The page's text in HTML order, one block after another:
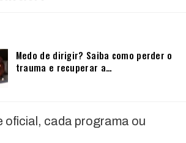
Medo de dirigir? Saiba como perder o
trauma e recuperar a…
oficial, cada programa ou